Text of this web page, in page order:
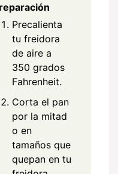
Precalienta
tu freidora
de aire a
350 grados
Fahrenheit.
Corta el pan
por la mitad
o en
tamaños que
quepan en tu